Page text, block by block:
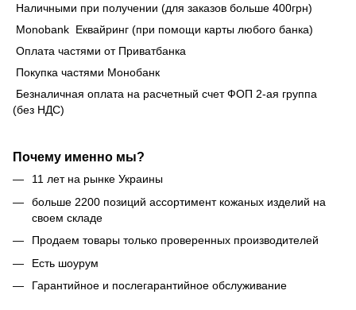
Наличными при получении (для заказов больше 400грн)
Monobank Еквайринг (при помощи карты любого банка)
Оплата частями от Приватбанка
Покупка частями Монобанк
Безналичная оплата на расчетный счет ФОП 2-ая группа
(без НДС)
Почему именно мы?
11 лет на рынке Украины
больше 2200 позиций ассортимент кожаных изделий на
своем складе
Продаем товары только проверенных производителей
Есть шоурум
Гарантийное и послегарантийное обслуживание